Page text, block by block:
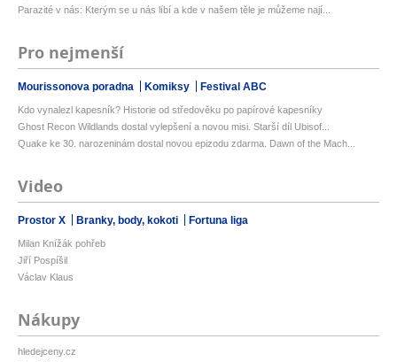
Parazité v nás: Kterým se u nás líbí a kde v našem těle je můžeme nají...
Pro nejmenší
Mourissonova poradna Komiksy Festival ABC
Kdo vynalezl kapesník? Historie od středověku po papírové kapesníky
Ghost Recon Wildlands dostal vylepšení a novou misi. Starší díl Ubisof...
Quake ke 30. narozeninám dostal novou epizodu zdarma. Dawn of the Mach...
Video
Prostor X Branky, body, kokoti Fortuna liga
Milan Knížák pohřeb
Jiří Pospíšil
Václav Klaus
Nákupy
hledejceny.cz